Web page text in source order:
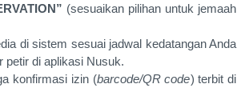
(sesuaikan pilihan untuk jemaah
di sistem sesuai jadwal kedatangan Anda
petir di aplikasi Nusuk.
konfirmasi izin (barcode/QR code) terbit di